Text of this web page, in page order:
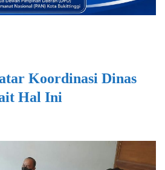
Koordinasi Dinas
Hal Ini